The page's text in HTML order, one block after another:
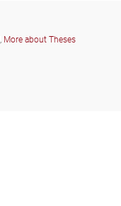
, More about Theses